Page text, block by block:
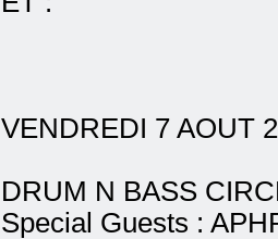
VENDREDI 7 AOUT
DRUM N BASS
Special Guests :